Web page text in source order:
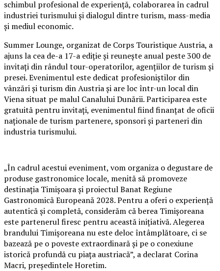
schimbul profesional de experiență, colaborarea în cadrul
industriei turismului și dialogul dintre turism, mass-media
și mediul economic.
Summer Lounge, organizat de Corps Touristique Austria, a
ajuns la cea de-a 17-a ediție și reunește anual peste 300 de
invitați din rândul tour-operatorilor, agențiilor de turism și
presei. Evenimentul este dedicat profesioniștilor din
vânzări și turism din Austria și are loc într-un local din
Viena situat pe malul Canalului Dunării. Participarea este
gratuită pentru invitați, evenimentul fiind finanțat de oficii
naționale de turism partenere, sponsori și parteneri din
industria turismului.
„În cadrul acestui eveniment, vom organiza o degustare de
produse gastronomice locale, menită să promoveze
destinația Timișoara și proiectul Banat Regiune
Gastronomică Europeană 2028. Pentru a oferi o experiență
autentică și completă, considerăm că berea Timișoreana
este partenerul firesc pentru această inițiativă. Alegerea
brandului Timișoreana nu este deloc întâmplătoare, ci se
bazează pe o poveste extraordinară și pe o conexiune
istorică profundă cu piața austriacă”, a declarat Corina
Macri, președintele Horetim.